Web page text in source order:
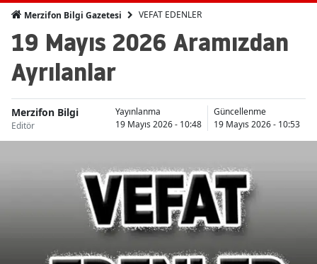
Merzifon Bilgi Gazetesi VEFAT EDENLER
19 Mayıs 2026 Aramızdan
Ayrılanlar
Merzifon Bilgi
Editör
Yayınlanma
19 Mayıs 2026 - 10:48
Güncellenme
19 Mayıs 2026 - 10:53